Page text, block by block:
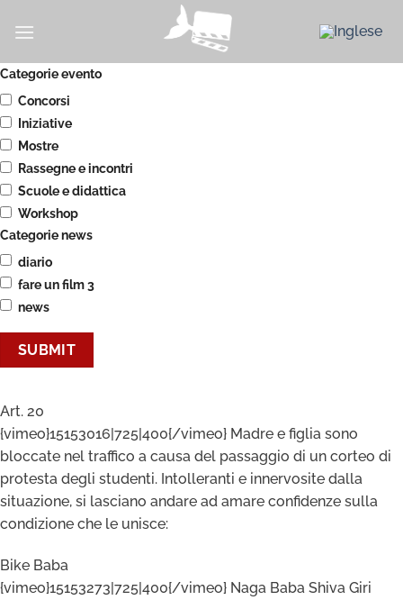
Categorie evento
Concorsi
Iniziative
Mostre
Rassegne e incontri
Scuole e didattica
Workshop
Categorie news
diario
fare un film 3
news
Art. 20
{vimeo}15153016|725|400{/vimeo} Madre e figlia sono
bloccate nel traffico a causa del passaggio di un corteo di
protesta degli studenti. Intolleranti e innervosite dalla
situazione, si lasciano andare ad amare confidenze sulla
condizione che le unisce:
Bike Baba
{vimeo}15153273|725|400{/vimeo} Naga Baba Shiva Giri